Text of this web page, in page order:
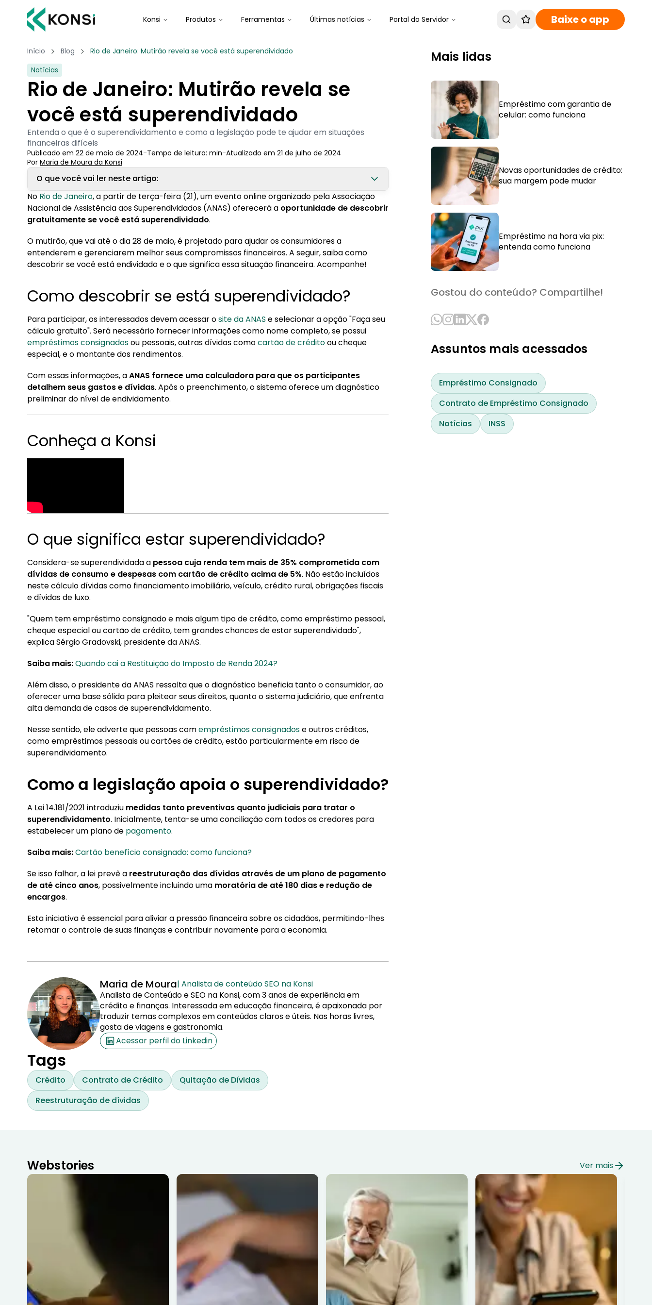
Konsi Produtos Ferramentas Últimas notícias Portal do Servidor Baixe o app
Início Blog
Rio de Janeiro: Mutirão revela se você está superendividado
Notícias
Rio de Janeiro: Mutirão revela se
você está superendividado
Entenda o que é o superendividamento e como a legislação pode te ajudar em situações
financeiras difíceis
Publicado em 22 de maio de 2024-Tempo de leitura: min-Atualizado em 21 de julho de 2024
Por Maria de Moura da Konsi
O que você vai ler neste artigo:
1. Como descobrir se está superendividado?
2. Conheça a Konsi
3. O que significa estar superendividado?
4. Como a legislação apoia o superendividado?
No Rio de Janeiro, a partir de terça-feira (21), um evento online organizado pela Associação
Nacional de Assistência aos Superendividados (ANAS) oferecerá a oportunidade de descobrir
gratuitamente se você está superendividado.
O mutirão, que vai até o dia 28 de maio, é projetado para ajudar os consumidores a
entenderem e gerenciarem melhor seus compromissos financeiros. A seguir, saiba como
descobrir se você está endividado e o que significa essa situação financeira. Acompanhe!
Como descobrir se está superendividado?
Para participar, os interessados devem acessar osite da ANAS e selecionar a opção "Faça seu
cálculo gratuito". Será necessário fornecer informações como nome completo, se possui
empréstimos consignadosou pessoais, outras dívidas comocartão de créditoou cheque
especial, e o montante dos rendimentos.
Com essas informações, aANAS fornece uma calculadora para que os participantes
detalhem seus gastos e dívidas. Após o preenchimento, o sistema oferece um diagnóstico
preliminar do nível de endividamento.
Conheça a Konsi
O que significa estar superendividado?
Considera-se superendividada a pessoa cuja renda tem mais de 35% comprometida com
dívidas de consumo e despesas com cartão de crédito acima de 5%. Não estão incluídos
neste cálculo dívidas como financiamento imobiliário, veículo, crédito rural, obrigações fiscais
e dívidas de luxo.
"Quem tem empréstimo consignado e mais algum tipo de crédito, como empréstimo pessoal,
cheque especial ou cartão de crédito, tem grandes chances de estar superendividado",
explica Sérgio Gradovski, presidente da ANAS.
Saiba mais:Quando cai a Restituição do Imposto de Renda 2024?
Além disso, o presidente da ANAS ressalta que o diagnóstico beneficia tanto o consumidor, ao
oferecer uma base sólida para pleitear seus direitos, quanto o sistema judiciário, que enfrenta
alta demanda de casos de superendividamento.
Nesse sentido, ele adverte que pessoas comempréstimos consignadose outros créditos,
como empréstimos pessoais ou cartões de crédito, estão particularmente em risco de
superendividamento.
Como a legislação apoia o superendividado?
A Lei 14.181/2021 introduziu medidas tanto preventivas quanto judiciais para tratar o
superendividamento. Inicialmente, tenta-se uma conciliação com todos os credores para
estabelecer um plano de pagamento.
Saiba mais:Cartão benefício consignado: como funciona?
Se isso falhar, a lei prevê a reestruturação das dívidas através de um plano de pagamento
de até cinco anos, possivelmente incluindo uma moratória de até 180 dias e redução de
encargos.
Esta iniciativa é essencial para aliviar a pressão financeira sobre os cidadãos, permitindo-lhes
retomar o controle de suas finanças e contribuir novamente para a economia.
Maria de Moura| Analista de conteúdo SEO na Konsi
Analista de Conteúdo e SEO na Konsi, com 3 anos de experiência em
crédito e finanças. Interessada em educação financeira, é apaixonada por
traduzir temas complexos em conteúdos claros e úteis. Nas horas livres,
gosta de viagens e gastronomia.
Acessar perfil do Linkedin
Tags
Crédito Contrato de Crédito
Quitação de Dívidas
Reestruturação de dívidas
Mais lidas
Empréstimo com garantia de
celular: como funciona
Novas oportunidades de crédito:
sua margem pode mudar
Empréstimo na hora via pix:
entenda como funciona
Gostou do conteúdo? Compartilhe!
Assuntos mais acessados
Empréstimo Consignado
Contrato de Empréstimo Consignado
Notícias
INSS
Webstories Ver mais